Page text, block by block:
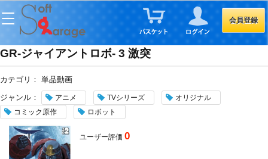
会員登録
GR-ジャイアントロボ- 3 激突
カテゴリ： 単品動画
ジャンル：
アニメ TVシリーズ
オリジナル
コミック原作
ロボット
ユーザー評価0